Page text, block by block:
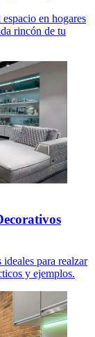
en hogares
rincón de tu
para realzar
y ejemplos.